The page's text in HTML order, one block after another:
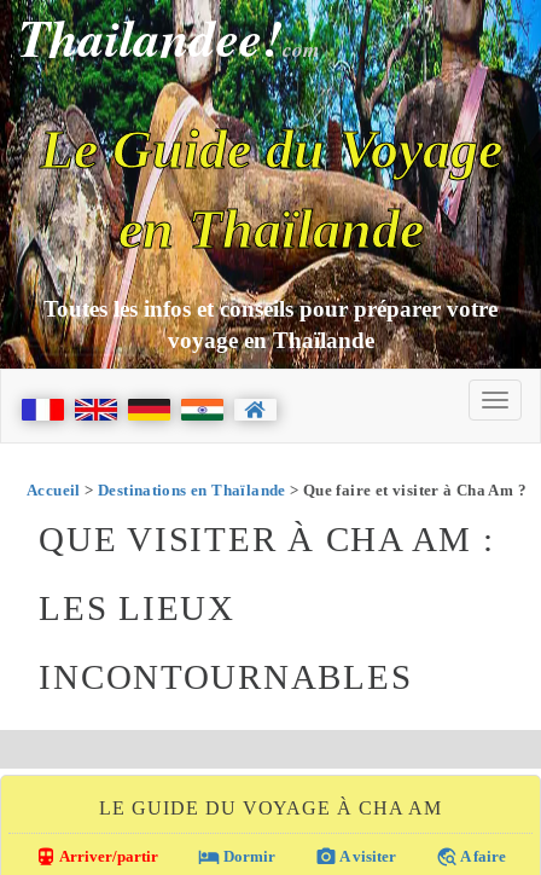
Thailandee!com
Le Guide du Voyage
en Thaïlande
Toutes les infos et conseils pour préparer votre
voyage en Thaïlande
Accueil > Destinations en Thaïlande > Que faire et visiter à Cha Am ?
QUE VISITER À CHA AM :
LES LIEUX
INCONTOURNABLES
LE GUIDE DU VOYAGE À CHA AM
directions_transit Arriver/partir local_hotel Dormir photo_camera A visiter travel_explore A faire